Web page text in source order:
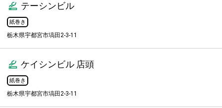
テーシンビル
紙巻き
栃木県宇都宮市塙田2-3-11
ケイシンビル 店頭
紙巻き
栃木県宇都宮市塙田2-3-11